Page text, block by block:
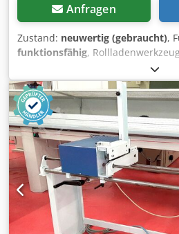
Anfragen
Zustand: neuwertig (gebraucht),
funktionsfähig,
Heizkörper und Kalibrierwerkzeug
aktuell für Weber CE7 jedoch
Anfrage möglich Dcsdpfxsxgpbbs
2x 5m/min - Rollladendeckbreite
eingefahren - inkl.
Aufnahme auf der Kalibriereinheit